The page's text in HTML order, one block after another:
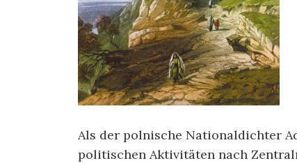
Als der polnische Nationaldichter
politischen Aktivitäten nach